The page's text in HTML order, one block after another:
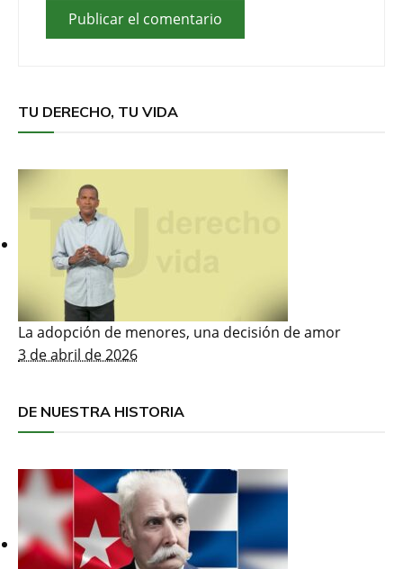
TU DERECHO, TU VIDA
La adopción de menores, una decisión de amor
3 de abril de 2026
DE NUESTRA HISTORIA